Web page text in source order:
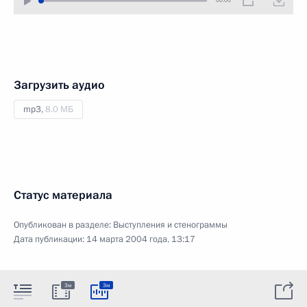
Загрузить аудио
mp3,8.0 МБ
Статус материала
Опубликован в разделе: Выступления и стенограммы
Дата публикации: 14 марта 2004 года, 13:17
3м 3м